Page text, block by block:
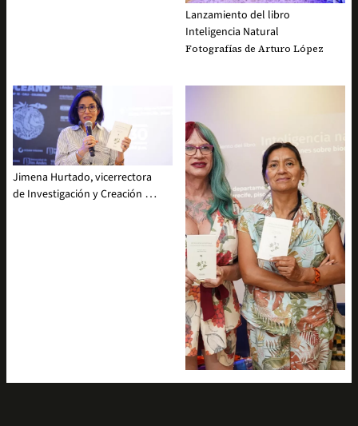
Lanzamiento del libro
Inteligencia Natural
Fotografías de Arturo López
Jimena Hurtado, vicerrectora
de Investigación y Creación de